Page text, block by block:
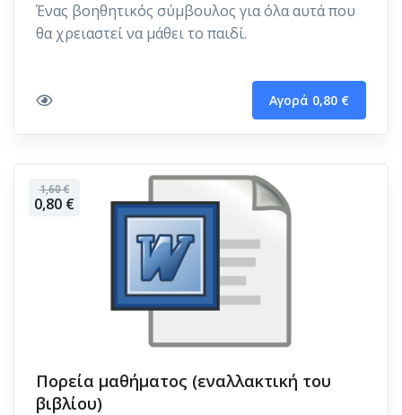
Ένας βοηθητικός σύμβουλος για όλα αυτά που
θα χρειαστεί να μάθει το παιδί.
Αγορά 0,80 €
1,60 €
0,80 €
Πορεία μαθήματος (εναλλακτική του
βιβλίου)